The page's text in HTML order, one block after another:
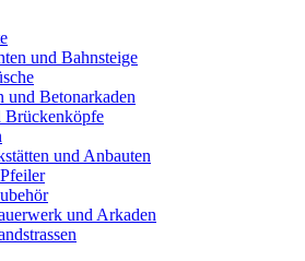
und Bahnsteige
und Betonarkaden
Brückenköpfe
und Anbauten
und Arkaden